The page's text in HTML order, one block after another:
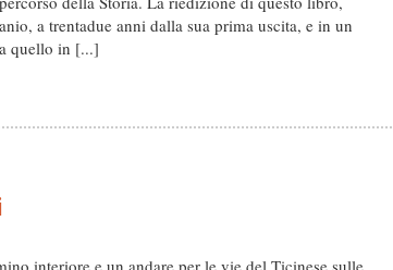
a trentadue anni dalla sua prima uscita, e in un
quello in [...]
interiore e un andare per le vie del Ticinese sulle